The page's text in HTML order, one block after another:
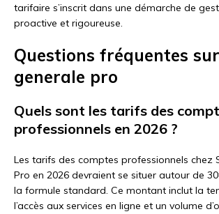
tarifaire s’inscrit dans une démarche de
proactive et rigoureuse.
Questions fréquentes
generale pro
Quels sont les tarifs des
professionnels en 2026 ?
Les tarifs des comptes professionnels chez
Pro en 2026 devraient se situer autour de
la formule standard. Ce montant inclut la
l’accès aux services en ligne et un volume